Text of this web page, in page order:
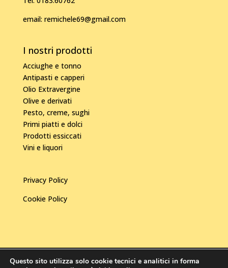
email: remichele69@gmail.com
I nostri prodotti
Acciughe e tonno
Antipasti e capperi
Olio Extravergine
Olive e derivati
Pesto, creme, sughi
Primi piatti e dolci
Prodotti essiccati
Vini e liquori
Privacy Policy
Cookie Policy
Questo sito utilizza solo cookie tecnici e analitici in forma